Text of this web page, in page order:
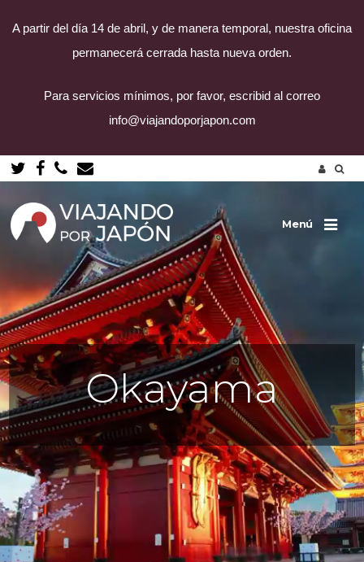
A partir del día 14 de abril, y de manera temporal, nuestra oficina
permanecerá cerrada hasta nueva orden.
Para servicios mínimos, por favor, escribid al correo
info@viajandoporjapon.com
Saltar
al
contenido
Menú
Okayama